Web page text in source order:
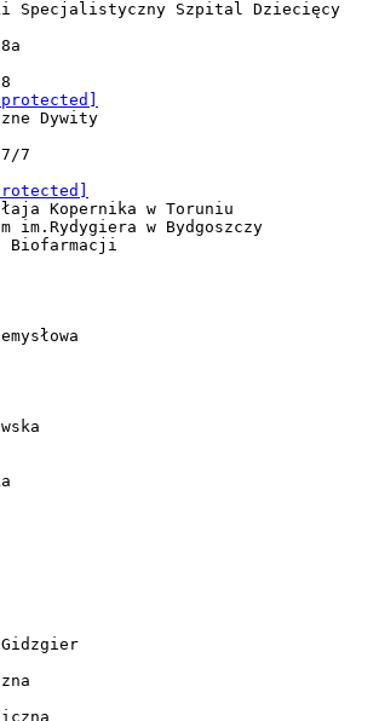
Specjalistyczny Szpital Dziecięcy
Dywity
7
Kopernika w Toruniu
im.Rydygiera w Bydgoszczy
Biofarmacji